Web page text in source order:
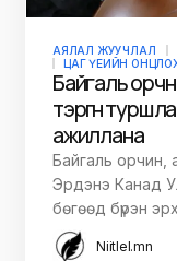
АЯЛАЛ ЖУУЧЛАЛ
ЦАГ ҮЕИЙН
Байгаль
тэргүүн
ажиллана
Байгаль орчин,
Эрдэнэ Канад
бөгөөд бүрэн
Niitlel.mn